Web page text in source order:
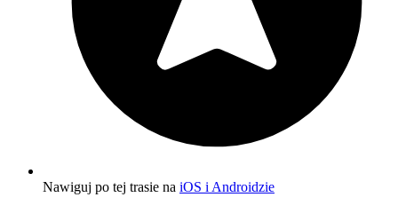
Nawiguj po tej trasie na iOS i Androidzie